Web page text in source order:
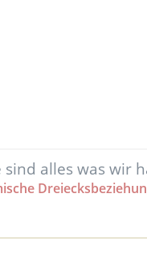
sind alles was wir